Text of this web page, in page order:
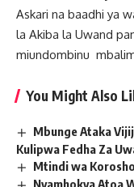
Askari na baadhi ya
la Akiba la Uwand
miundombinu
You Might Also
Mbunge Ataka
Kulipwa Fedha Za
Mtindi wa
Nyamhokya Atoa